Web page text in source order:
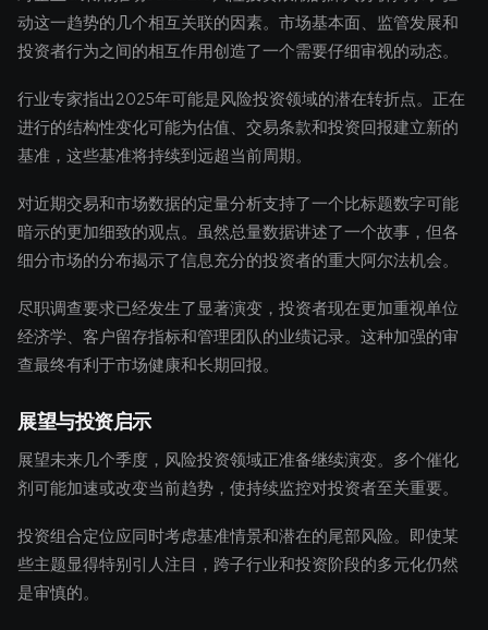
动这一趋势的几个相互关联的因素。市场基本面、监管发展和
投资者行为之间的相互作用创造了一个需要仔细审视的动态。
行业专家指出2025年可能是风险投资领域的潜在转折点。正在
进行的结构性变化可能为估值、交易条款和投资回报建立新的
基准，这些基准将持续到远超当前周期。
对近期交易和市场数据的定量分析支持了一个比标题数字可能
暗示的更加细致的观点。虽然总量数据讲述了一个故事，但各
细分市场的分布揭示了信息充分的投资者的重大阿尔法机会。
尽职调查要求已经发生了显著演变，投资者现在更加重视单位
经济学、客户留存指标和管理团队的业绩记录。这种加强的审
查最终有利于市场健康和长期回报。
展望与投资启示
展望未来几个季度，风险投资领域正准备继续演变。多个催化
剂可能加速或改变当前趋势，使持续监控对投资者至关重要。
投资组合定位应同时考虑基准情景和潜在的尾部风险。即使某
些主题显得特别引人注目，跨子行业和投资阶段的多元化仍然
是审慎的。